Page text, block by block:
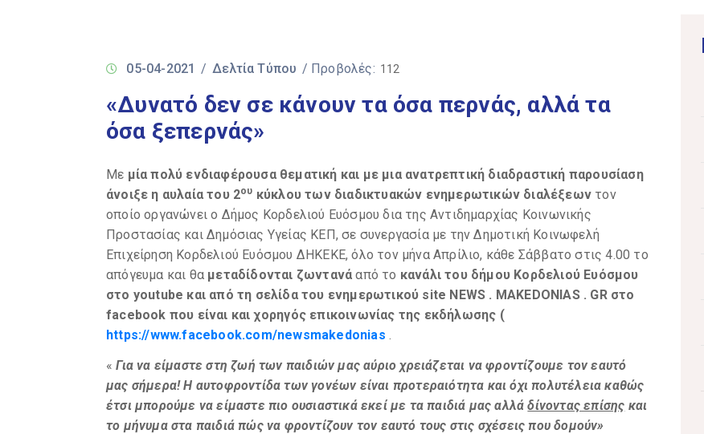
05-04-2021 / Δελτία Τύπου / Προβολές: 112
«Δυνατό δεν σε κάνουν τα όσα περνάς, αλλά τα
όσα ξεπερνάς»
Με μία πολύ ενδιαφέρουσα θεματική και με μια ανατρεπτική διαδραστική παρουσίαση
άνοιξε η αυλαία του 2ου κύκλου των διαδικτυακών ενημερωτικών διαλέξεων τον
οποίο οργανώνει ο Δήμος Κορδελιού Ευόσμου δια της Αντιδημαρχίας Κοινωνικής
Προστασίας και Δημόσιας Υγείας ΚΕΠ, σε συνεργασία με την Δημοτική Κοινωφελή
Επιχείρηση Κορδελιού Ευόσμου ΔΗΚΕΚΕ, όλο τον μήνα Απρίλιο, κάθε Σάββατο στις 4.00 το
απόγευμα και θα μεταδίδονται ζωντανάαπό το κανάλι του δήμου Κορδελιού Ευόσμου
στο youtube και από τη σελίδα του ενημερωτικού site NEWS . MAKEDONIAS . GR στο
facebook που είναι και χορηγός επικοινωνίας της εκδήλωσης (
https://www.facebook.com/newsmakedonias .
«Για να είμαστε στη ζωή των παιδιών μας αύριο χρειάζεται να φροντίζουμε τον εαυτό
μας σήμερα! Η αυτοφροντίδα των γονέων είναι προτεραιότητα και όχι πολυτέλεια καθώς
έτσι μπορούμε να είμαστε πιο ουσιαστικά εκεί με τα παιδιά μας αλλάδίνοντας επίσης και
το μήνυμα στα παιδιά πώς να φροντίζουν τον εαυτό τους στις σχέσεις που δομούν»